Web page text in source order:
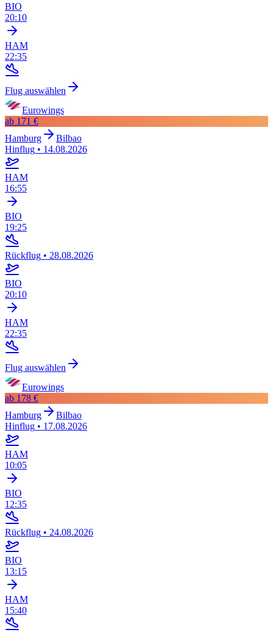
BIO
20:10
HAM
22:35
Flug auswählen
Eurowings
ab 171 €
Hamburg
Bilbao
Hinflug • 14.08.2026
HAM
16:55
BIO
19:25
Rückflug • 28.08.2026
BIO
20:10
HAM
22:35
Flug auswählen
Eurowings
ab 178 €
Hamburg
Bilbao
Hinflug • 17.08.2026
HAM
10:05
BIO
12:35
Rückflug • 24.08.2026
BIO
13:15
HAM
15:40